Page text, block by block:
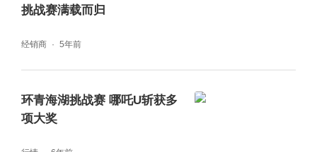
引，持续支持和推动新能源汽车行业的高质量
发展。自2015年第二届挑战赛以来，中国汽研
的发展和新能源汽车产品的水平提升。“作为检
验新能源汽车产品性能和品质的评判标尺-环青
挑战赛满载而归
经销商 5年前
环青海湖挑战赛 哪吒U斩获多
项大奖